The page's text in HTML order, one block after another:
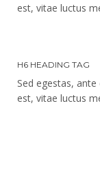
est, vitae luctus
H6 HEADING TAG
Sed egestas,
est, vitae luctus